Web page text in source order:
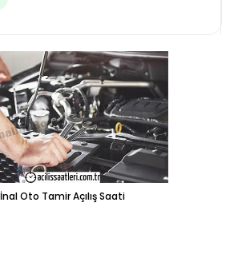
İnal Oto Tamir Açılış Saati